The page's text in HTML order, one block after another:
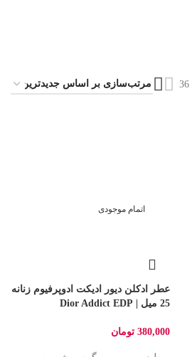
36
اتمام موجودی
عطر ادکلن دیور ادیکت ادوپرفیوم زنانه
25 میل | Dior Addict EDP
380,000 تومان